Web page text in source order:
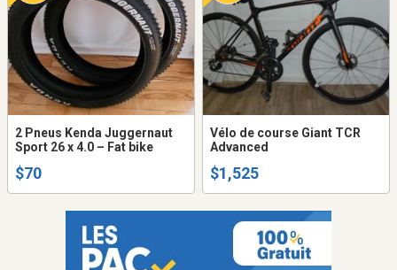
2 Pneus Kenda Juggernaut
Sport 26 x 4.0 – Fat bike
$70
Vélo de course Giant TCR
Advanced
$1,525